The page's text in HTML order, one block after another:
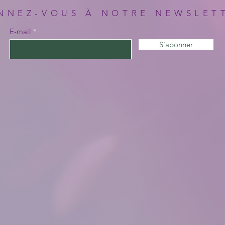
VOUS À NOTRE
E-mail
S'abonner